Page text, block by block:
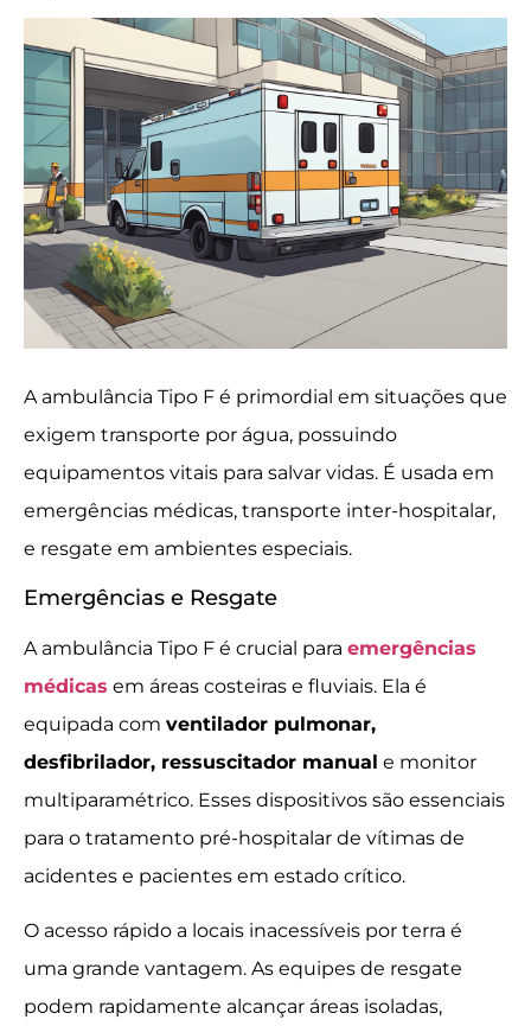
A ambulância Tipo F é primordial em situações que
exigem transporte por água, possuindo
equipamentos vitais para salvar vidas. É usada em
emergências médicas, transporte inter-hospitalar,
e resgate em ambientes especiais.
Emergências e Resgate
A ambulância Tipo F é crucial para emergências
médicas em áreas costeiras e fluviais. Ela é
equipada com ventilador pulmonar,
desfibrilador, ressuscitador manual e monitor
multiparamétrico. Esses dispositivos são essenciais
para o tratamento pré-hospitalar de vítimas de
acidentes e pacientes em estado crítico.
O acesso rápido a locais inacessíveis por terra é
uma grande vantagem. As equipes de resgate
podem rapidamente alcançar áreas isoladas,